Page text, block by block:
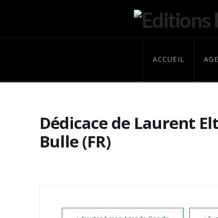
ACCUEIL
Dédicace de Laurent
Bulle (FR)